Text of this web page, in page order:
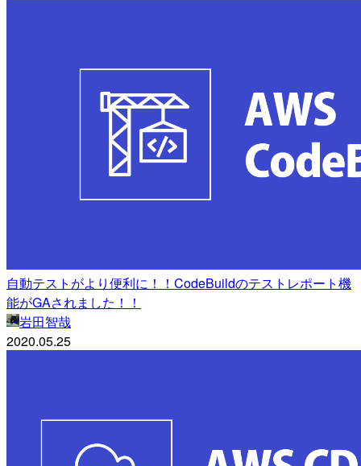
自動テストがより便利に！！CodeBuildのテストレポート機
能がGAされました！！
岩田智哉
2020.05.25